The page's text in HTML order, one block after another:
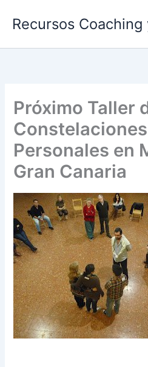
Recursos Coaching
Próximo Taller
Personales en
Gran Canaria